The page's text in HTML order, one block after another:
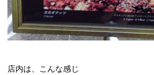
店内は、こんな感じ